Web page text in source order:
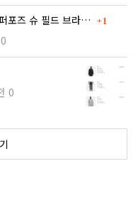
포즈 슈 필드 브라… 댓글
1
0